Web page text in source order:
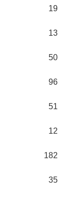
19
13
50
96
51
12
182
35